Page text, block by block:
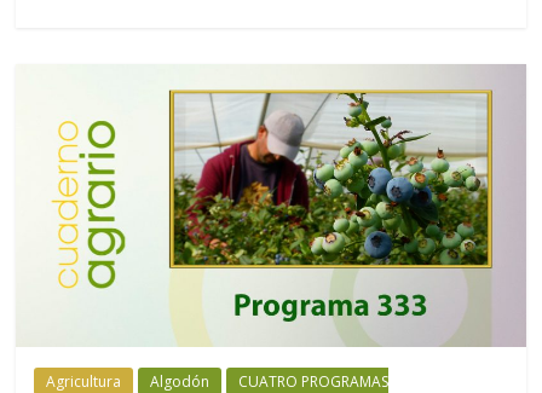
Agricultura Algodón
CUATRO PROGRAMAS